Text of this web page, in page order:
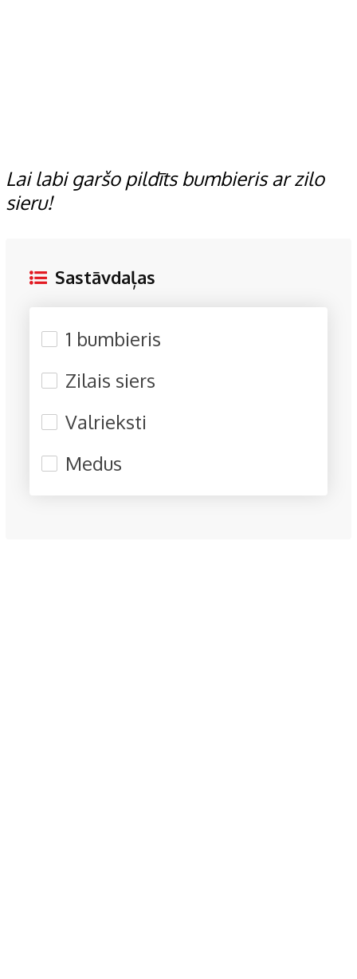
Lai labi garšo pildīts bumbieris ar zilo
sieru!
Sastāvdaļas
1 bumbieris
Zilais siers
Valrieksti
Medus